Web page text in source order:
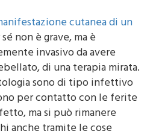
cutanea di un
non è grave, ma è
invasivo da avere
di una terapia mirata.
sono di tipo infettivo
per contatto con le ferite
ma si può rimanere
anche tramite le cose